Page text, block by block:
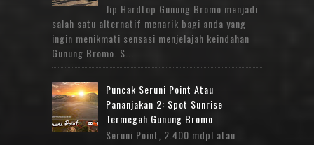
Jip Hardtop Gunung Bromo menjadi
salah satu alternatif menarik bagi anda yang
ingin menikmati sensasi menjelajah keindahan
Gunung Bromo. S...
Puncak Seruni Point Atau
Pananjakan 2: Spot Sunrise
Termegah Gunung Bromo
Seruni Point, 2.400 mdpl atau